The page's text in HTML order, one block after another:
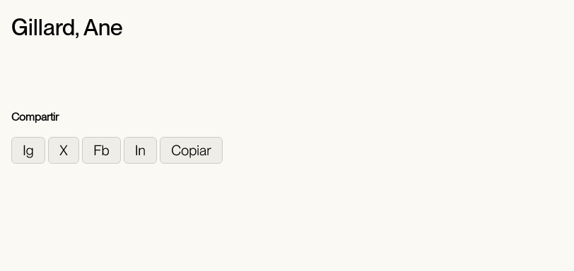
Gillard, Ane
Compartir